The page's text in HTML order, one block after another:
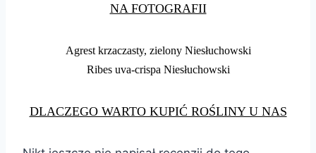
NA FOTOGRAFII
Agrest krzaczasty, zielony Niesłuchowski
Ribes uva-crispa Niesłuchowski
DLACZEGO WARTO KUPIĆ ROŚLINY U NAS